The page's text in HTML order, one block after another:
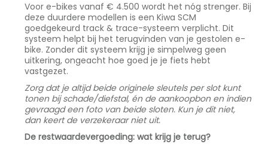
Voor e-bikes vanaf € 4.500 wordt het nóg strenger. Bij
deze duurdere modellen is een Kiwa SCM
goedgekeurd track & trace-systeem verplicht. Dit
systeem helpt bij het terugvinden van je gestolen e-
bike. Zonder dit systeem krijg je simpelweg geen
uitkering, ongeacht hoe goed je je fiets hebt
vastgezet.
Zorg dat je altijd beide originele sleutels per slot kunt
tonen bij schade/diefstal, én de aankoopbon en indien
gevraagd een foto van beide sloten. Kun je dit niet,
dan keert de verzekeraar niet uit.
De restwaardevergoeding: wat krijg je terug?